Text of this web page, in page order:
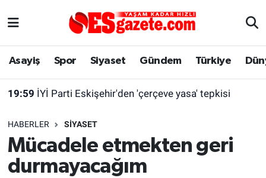
Asayiş Spor Siyaset Gündem Türkiye
19:59 İYİ Parti Eskişehir'den 'çerçeve yasa' tepkisi
HABERLER SIYASET
Mücadele etmekten geri
durmayacağım
Asayiş
Gündem
Türkiye
Yaşam
Eskişehirspor Arşivi
Eskişehir Arşivi
Eskişehir Nöbetçi Eczaneler
Süper Lig Puan Durumu ve Fikstür
Tüm Manşetler